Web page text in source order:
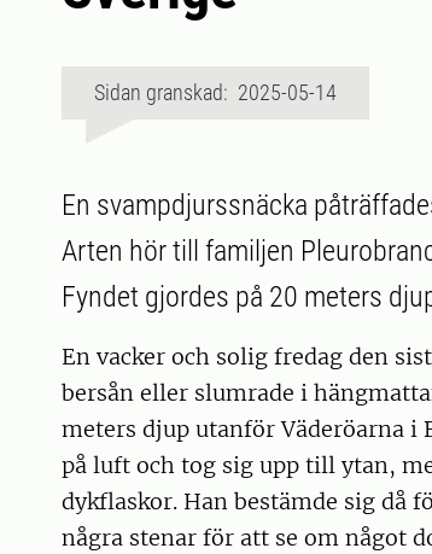
Sidan granskad: 2025-05-14
En svampdjurssnäcka
Arten hör till familjen
Fyndet gjordes på 20 meters
En vacker och solig fredag den
bersån eller slumrade i
meters djup utanför Väderöarna i
på luft och tog sig upp till ytan,
dykflaskor. Han bestämde sig då
några stenar för att se om något